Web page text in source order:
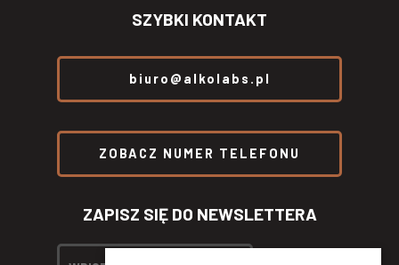
SZYBKI KONTAKT
biuro@alkolabs.pl
ZOBACZ NUMER TELEFONU
ZAPISZ SIĘ DO NEWSLETTERA